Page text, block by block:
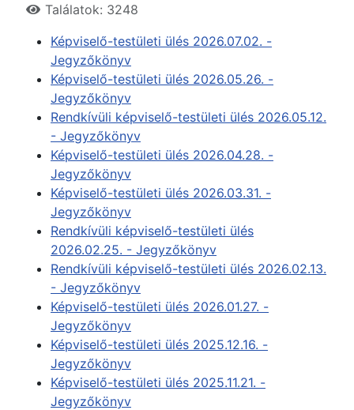
Találatok: 3248
Képviselő-testületi ülés 2026.07.02. -
Jegyzőkönyv
Képviselő-testületi ülés 2026.05.26. -
Jegyzőkönyv
Rendkívüli képviselő-testületi ülés 2026.05.12.
- Jegyzőkönyv
Képviselő-testületi ülés 2026.04.28. -
Jegyzőkönyv
Képviselő-testületi ülés 2026.03.31. -
Jegyzőkönyv
Rendkívüli képviselő-testületi ülés
2026.02.25. - Jegyzőkönyv
Rendkívüli képviselő-testületi ülés 2026.02.13.
- Jegyzőkönyv
Képviselő-testületi ülés 2026.01.27. -
Jegyzőkönyv
Képviselő-testületi ülés 2025.12.16. -
Jegyzőkönyv
Képviselő-testületi ülés 2025.11.21. -
Jegyzőkönyv